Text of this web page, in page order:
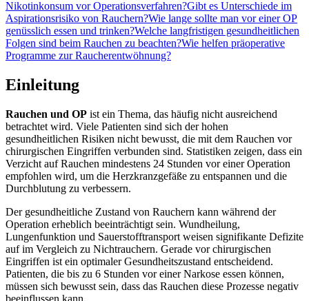
Nikotinkonsum vor Operationsverfahren?Gibt es Unterschiede im
Aspirationsrisiko von Rauchern?Wie lange sollte man vor einer OP
genüsslich essen und trinken?Welche langfristigen gesundheitlichen
Folgen sind beim Rauchen zu beachten?Wie helfen präoperative
Programme zur Raucherentwöhnung?
Einleitung
Rauchen und OP ist ein Thema, das häufig nicht ausreichend
betrachtet wird. Viele Patienten sind sich der hohen
gesundheitlichen Risiken nicht bewusst, die mit dem Rauchen vor
chirurgischen Eingriffen verbunden sind. Statistiken zeigen, dass ein
Verzicht auf Rauchen mindestens 24 Stunden vor einer Operation
empfohlen wird, um die Herzkranzgefäße zu entspannen und die
Durchblutung zu verbessern.
Der gesundheitliche Zustand von Rauchern kann während der
Operation erheblich beeinträchtigt sein. Wundheilung,
Lungenfunktion und Sauerstofftransport weisen signifikante Defizite
auf im Vergleich zu Nichtrauchern. Gerade vor chirurgischen
Eingriffen ist ein optimaler Gesundheitszustand entscheidend.
Patienten, die bis zu 6 Stunden vor einer Narkose essen können,
müssen sich bewusst sein, dass das Rauchen diese Prozesse negativ